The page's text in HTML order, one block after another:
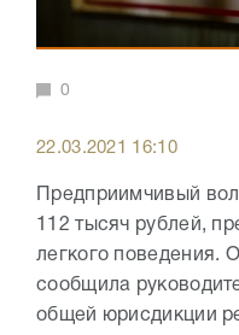
0
22.03.2021 16:10
Предприимчивый
112 тысяч рублей,
легкого поведения.
сообщила
общей юрисдикции